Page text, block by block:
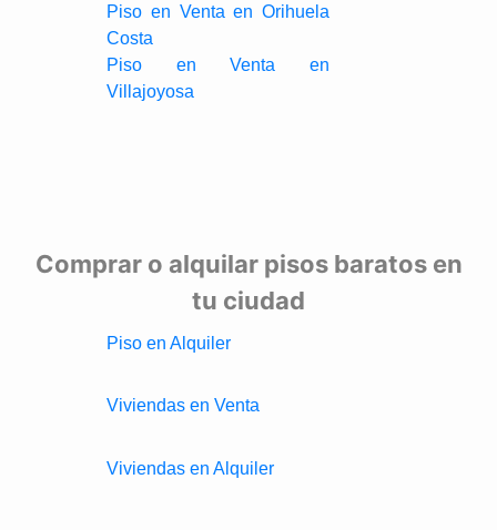
Piso en Venta en Orihuela
Costa
Piso en Venta en
Villajoyosa
Comprar o alquilar pisos baratos en
tu ciudad
Piso en Alquiler
Viviendas en Venta
Viviendas en Alquiler